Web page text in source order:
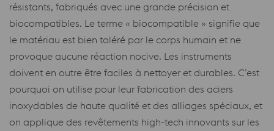
résistants, fabriqués avec une grande précision et
biocompatibles. Le terme « biocompatible » signifie que
le matériau est bien toléré par le corps humain et ne
provoque aucune réaction nocive. Les instruments
doivent en outre être faciles à nettoyer et durables. C’est
pourquoi on utilise pour leur fabrication des aciers
inoxydables de haute qualité et des alliages spéciaux, et
on applique des revêtements high-tech innovants sur les